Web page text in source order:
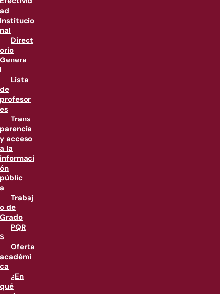
ad
Institucio
nal
Direct
orio
Genera
l
Lista
de
profesor
es
Trans
parencia
y acceso
a la
informaci
ón
públic
a
Trabaj
o de
Grado
PQR
S
Oferta
académi
ca
¿En
qué